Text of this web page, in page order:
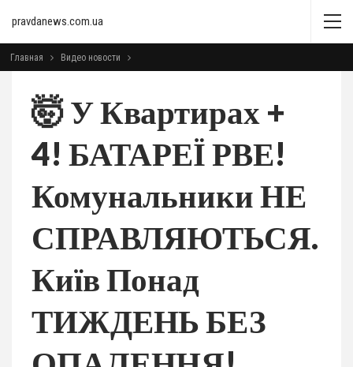
pravdanews.com.ua
Главная Видео новости
🤯 У Квартирах +
4! БАТАРЕЇ РВЕ!
Комунальники НЕ
СПРАВЛЯЮТЬСЯ.
Київ Понад
ТИЖДЕНЬ БЕЗ